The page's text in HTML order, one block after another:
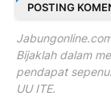
POSTING
Bijaklah dalam
pendapat
UU ITE.